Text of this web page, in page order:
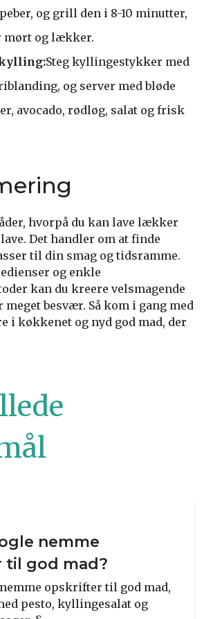
og grill den i 8-10 minutter,
mørt og lækker.
kylling:Steg kyllingestykker med
og server med bløde
avocado, rødløg, salat og frisk
hvorpå du kan lave lækker
Det handler om at finde
til din smag og tidsramme.
og enkle
kan du kreere velsmagende
besvær. Så kom i gang med
i køkkenet og nyd god mad, der
nemme
god mad?
opskrifter til god mad,
pesto, kyllingesalat og